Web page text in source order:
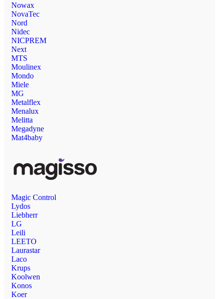
Nowax
NovaTec
Nord
Nidec
NICPREM
Next
MTS
Moulinex
Mondo
Miele
MG
Metalflex
Menalux
Melitta
Megadyne
Mat4baby
Magic Control
Lydos
Liebherr
LG
Leili
LEETO
Laurastar
Laco
Krups
Koolwen
Konos
Koer